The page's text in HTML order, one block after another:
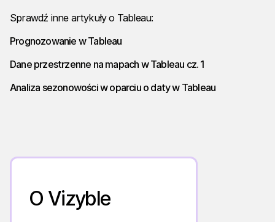
Sprawdź inne artykuły o Tableau:
Prognozowanie w Tableau
Dane przestrzenne na mapach w Tableau cz. 1
Analiza sezonowości w oparciu o daty w Tableau
O Vizyble